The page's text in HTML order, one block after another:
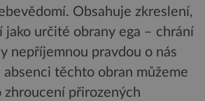
Obsahuje zkreslení,
jako určité obrany ega – chrání
nepříjemnou pravdou o nás
absenci těchto obran můžeme
zhroucení přirozených